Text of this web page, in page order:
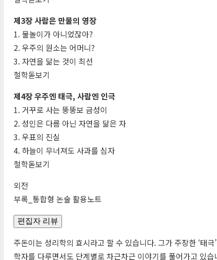
제3장 사람은 만물의 영장
1. 물놀이가 아니었잖아?
2. 우주의 원소는 어머니?
3. 자연을 닮는 것이 최선
철학돋보기
제4장 우주엔 태극, 사람엔 인극
1. 거꾸로 사는 뚱뚱보 금성이
2. 성인은 다름 아닌 자연을 닮은 자
3. 우표의 진실
4. 하늘이 무너져도 사과를 심자
철학돋보기
외전
부록_통합형 논술 활용노트
편집자 리뷰
주돈이는 성리학의 효시라고 할 수 있습니다. 그가 주장한 ‘태
학자를 다루면서도 단계별로 차근차근 이야기를 풀어가고 있